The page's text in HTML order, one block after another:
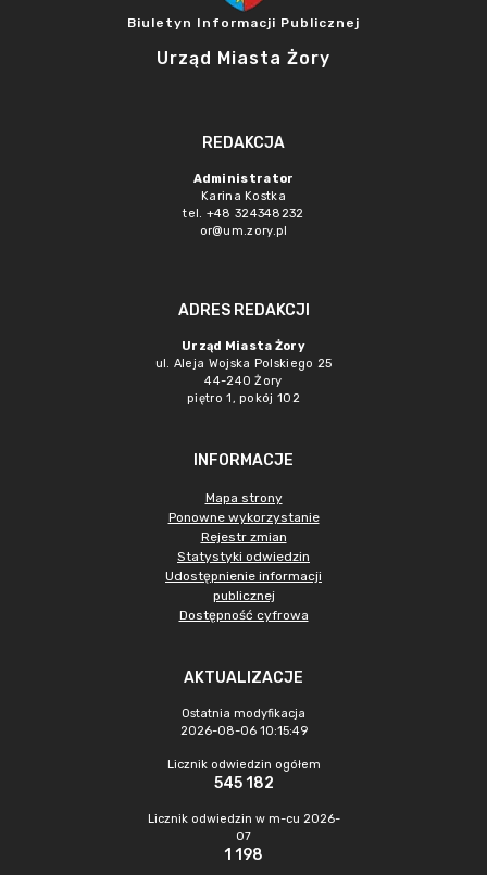
Biuletyn Informacji Publicznej
Urząd Miasta Żory
REDAKCJA
Administrator
Karina Kostka
tel. +48 324348232
or@um.zory.pl
ADRES REDAKCJI
Urząd Miasta Żory
ul. Aleja Wojska Polskiego 25
44-240 Żory
piętro 1, pokój 102
INFORMACJE
Mapa strony
Ponowne wykorzystanie
Rejestr zmian
Statystyki odwiedzin
Udostępnienie informacji
publicznej
Dostępność cyfrowa
AKTUALIZACJE
Ostatnia modyfikacja
2026-08-06 10:15:49
Licznik odwiedzin ogółem
545 182
Licznik odwiedzin w m-cu 2026-
07
1 198